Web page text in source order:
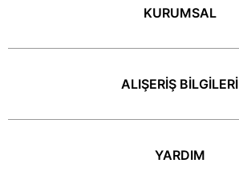
KURUMSAL
ALIŞERİŞ BİLGİLERİ
YARDIM